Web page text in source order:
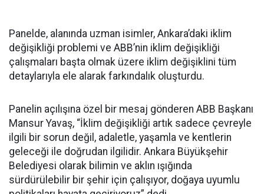
Panelde, alanında uzman isimler, Ankara’daki iklim
değişikliği problemi ve ABB’nin iklim değişikliği
çalışmaları başta olmak üzere iklim değişiklini tüm
detaylarıyla ele alarak farkındalık oluşturdu.
Panelin açılışına özel bir mesaj gönderen ABB Başkanı
Mansur Yavaş, “İklim değişikliği artık sadece çevreyle
ilgili bir sorun değil, adaletle, yaşamla ve kentlerin
geleceği ile doğrudan ilgilidir. Ankara Büyükşehir
Belediyesi olarak bilimin ve aklın ışığında
sürdürülebilir bir şehir için çalışıyor, doğaya uyumlu